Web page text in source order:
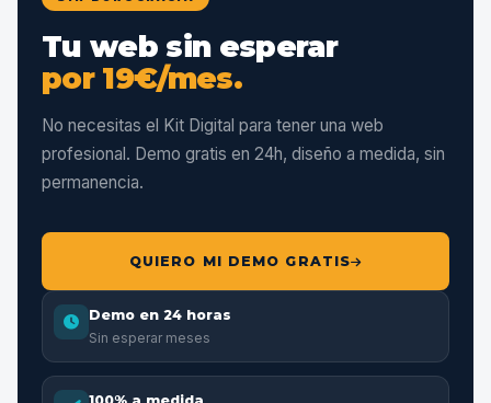
Tu web sin esperar
por 19€/mes.
No necesitas el Kit Digital para tener una web
profesional. Demo gratis en 24h, diseño a medida, sin
permanencia.
QUIERO MI DEMO GRATIS
Demo en 24 horas
Sin esperar meses